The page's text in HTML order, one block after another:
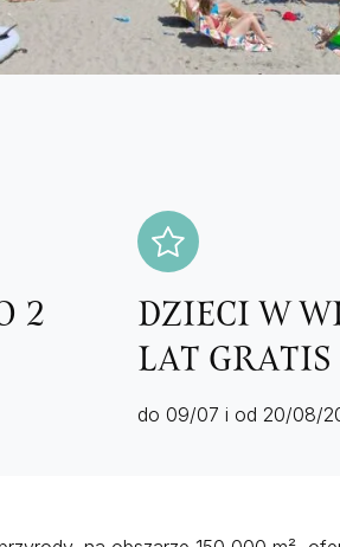
2
DZIECI W
LAT GRATIS
do 09/07 i od 20/08/